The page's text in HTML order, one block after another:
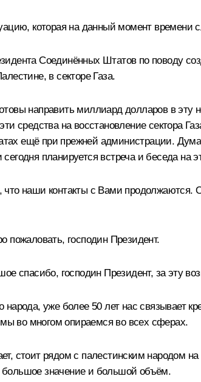
которая на данный момент времени
Соединённых Штатов по поводу
в секторе Газа.
направить миллиард долларов в эту
средства на восстановление сектора
ещё при прежней администрации.
планируется встреча и беседа на
наши контакты с Вами продолжаются.
пожаловать, господин Президент.
спасибо, господин Президент, за эту
уже более 50 лет нас связывает
мы во многом опираемся во всех сферах.
стоит рядом с палестинским народом
значение и большой объём.